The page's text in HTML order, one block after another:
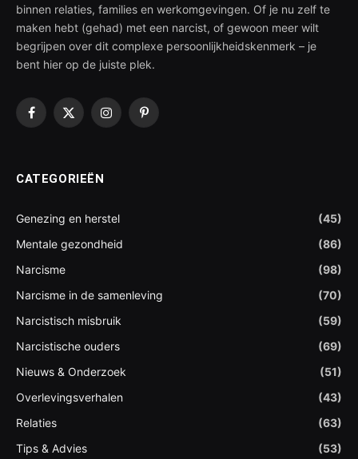
binnen relaties, families en werkomgevingen. Of je nu zelf te
maken hebt (gehad) met een narcist, of gewoon meer wilt
begrijpen over dit complexe persoonlijkheidskenmerk – je
bent hier op de juiste plek.
Facebook
X
InstagramPinterest
CATEGORIEËN
Genezing en herstel
(45)
Mentale gezondheid
(86)
Narcisme
(98)
Narcisme in de samenleving
(70)
Narcistisch misbruik
(59)
Narcistische ouders
(69)
Nieuws & Onderzoek
(51)
Overlevingsverhalen
(43)
Relaties
(63)
Tips & Advies
(53)